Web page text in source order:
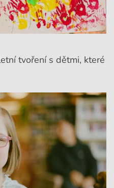
tvoření s dětmi, které